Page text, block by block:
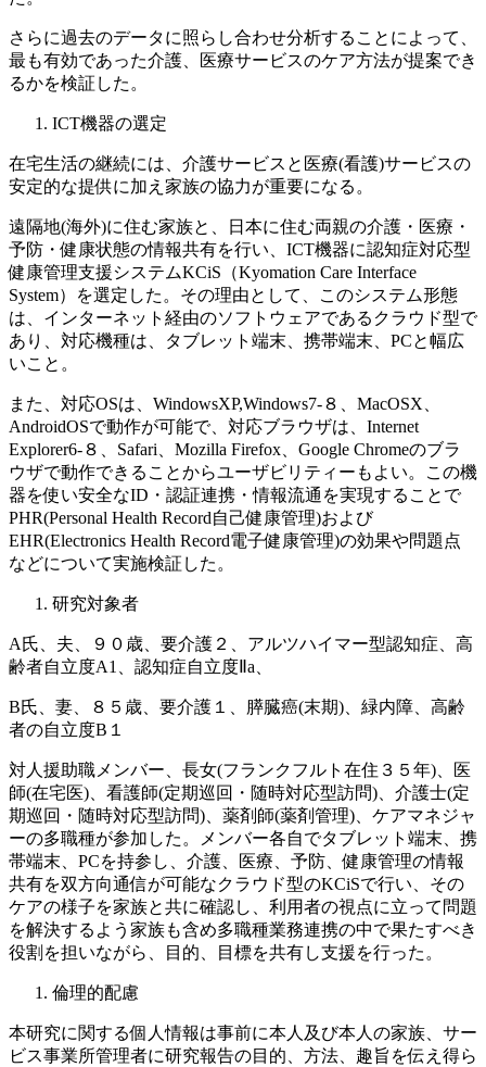
さらに過去のデータに照らし合わせ分析することによって、
最も有効であった介護、医療サービスのケア方法が提案でき
るかを検証した。
ICT機器の選定
在宅生活の継続には、介護サービスと医療(看護)サービスの
安定的な提供に加え家族の協力が重要になる。
遠隔地(海外)に住む家族と、日本に住む両親の介護・医療・
予防・健康状態の情報共有を行い、ICT機器に認知症対応型
健康管理支援システムKCiS（Kyomation Care Interface
System）を選定した。その理由として、このシステム形態
は、インターネット経由のソフトウェアであるクラウド型で
あり、対応機種は、タブレット端末、携帯端末、PCと幅広
いこと。
また、対応OSは、WindowsXP,Windows7-８、MacOSX、
AndroidOSで動作が可能で、対応ブラウザは、Internet
Explorer6-８、Safari、Mozilla Firefox、Google Chromeのブラ
ウザで動作できることからユーザビリティーもよい。この機
器を使い安全なID・認証連携・情報流通を実現することで
PHR(Personal Health Record自己健康管理)および
EHR(Electronics Health Record電子健康管理)の効果や問題点
などについて実施検証した。
研究対象者
A氏、夫、９０歳、要介護２、アルツハイマー型認知症、高
齢者自立度A1、認知症自立度Ⅱa、
B氏、妻、８５歳、要介護１、膵臓癌(末期)、緑内障、高齢
者の自立度B１
対人援助職メンバー、長女(フランクフルト在住３５年)、医
師(在宅医)、看護師(定期巡回・随時対応型訪問)、介護士(定
期巡回・随時対応型訪問)、薬剤師(薬剤管理)、ケアマネジャ
ーの多職種が参加した。メンバー各自でタブレット端末、携
帯端末、PCを持参し、介護、医療、予防、健康管理の情報
共有を双方向通信が可能なクラウド型のKCiSで行い、その
ケアの様子を家族と共に確認し、利用者の視点に立って問題
を解決するよう家族も含め多職種業務連携の中で果たすべき
役割を担いながら、目的、目標を共有し支援を行った。
倫理的配慮
本研究に関する個人情報は事前に本人及び本人の家族、サー
ビス事業所管理者に研究報告の目的、方法、趣旨を伝え得ら